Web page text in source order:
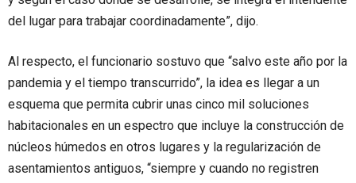
del lugar para trabajar coordinadamente”, dijo.
Al respecto, el funcionario sostuvo que “salvo este año por la
pandemia y el tiempo transcurrido”, la idea es llegar a un
esquema que permita cubrir unas cinco mil soluciones
habitacionales en un espectro que incluye la construcción de
núcleos húmedos en otros lugares y la regularización de
asentamientos antiguos, “siempre y cuando no registren